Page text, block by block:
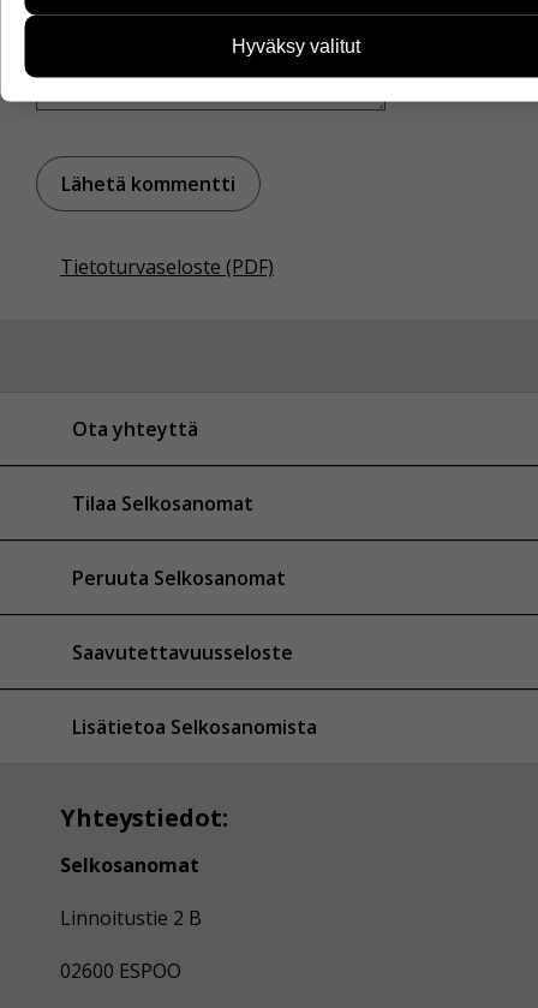
Tietoturvaseloste (PDF)
Ota yhteyttä
Tilaa Selkosanomat
Peruuta Selkosanomat
Saavutettavuusseloste
Lisätietoa Selkosanomista
Yhteystiedot:
Selkosanomat
Linnoitustie 2 B
02600 ESPOO
Tietoa kerätään esimerkiksi kävijämääristä ja siitä, mitä
sivuja käytetään ja miten sivuilla liikutaan. Emme
kuitenkaan kerää henkilötietoja kuten nimiä, eikä tietoja
Hyväksy valitut